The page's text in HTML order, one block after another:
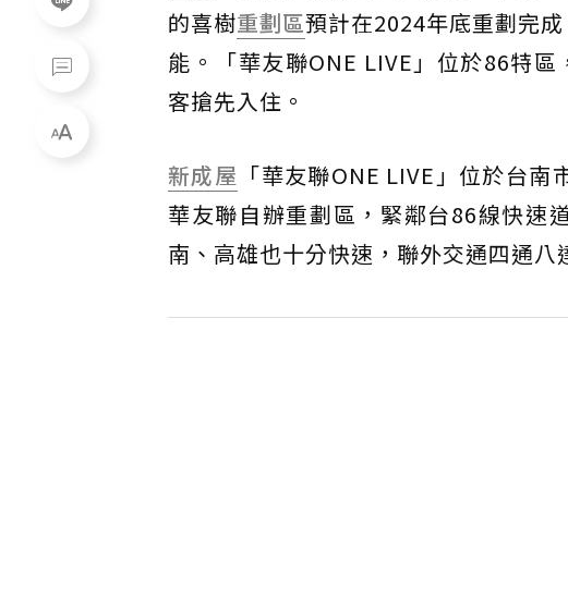
的喜樹重劃區預計在2024年底重劃完
能。「華友聯ONE LIVE」位於86特
客搶先入住。
新成屋 「華友聯ONE LIVE」位於台
華友聯自辦重劃區，緊鄰台86線快速
南、高雄也十分快速，聯外交通四通